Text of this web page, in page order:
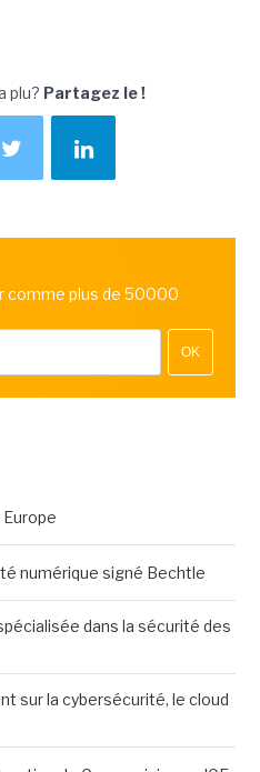
plu? Partagez le !
comme plus de 50000
OK
numérique signé Bechtle
dans la sécurité des
sur la cybersécurité, le cloud